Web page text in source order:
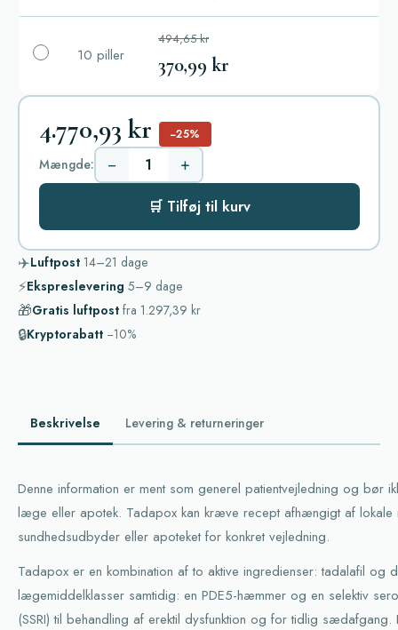
10 piller
494,65 kr
370,99 kr
4.770,93 kr −25%
Mængde: − +
🛒 Tilføj til kurv
✈️Luftpost 14–21 dage
⚡Ekspreslevering 5–9 dage
🎁Gratis luftpost fra 1.297,39 kr
🔒Kryptorabatt −10%
Beskrivelse Levering & returneringer
Denne information er ment som generel patientvejledning og bør
læge eller apotek. Tadapox kan kræve recept afhængigt af
sundhedsudbyder eller apoteket for konkret vejledning.
Tadapox er en kombination af to aktive ingredienser: tadalafil og
lægemiddelklasser samtidig: en PDE5-hæmmer og en selektiv
(SSRI) til behandling af erektil dysfunktion og for tidlig sædafgang.